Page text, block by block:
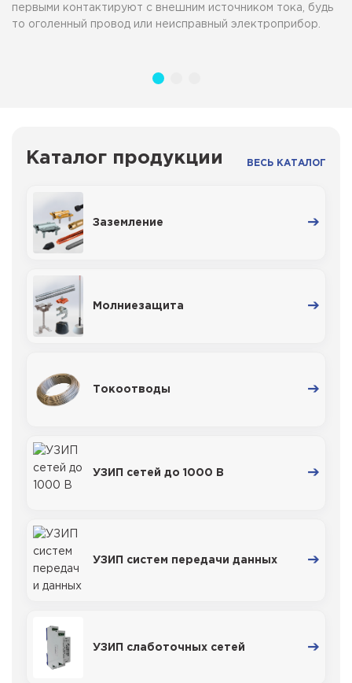
первыми контактируют с внешним источником тока, будь
то оголенный провод или неисправный электроприбор.
Каталог продукции ВЕСЬ КАТАЛОГ
Заземление
Молниезащита
Токоотводы
УЗИП сетей до 1000 В
УЗИП систем передачи данных
УЗИП слаботочных сетей